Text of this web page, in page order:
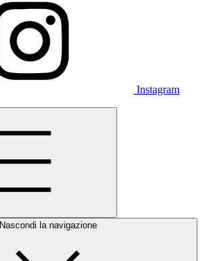
Instagram
Nascondi la navigazione